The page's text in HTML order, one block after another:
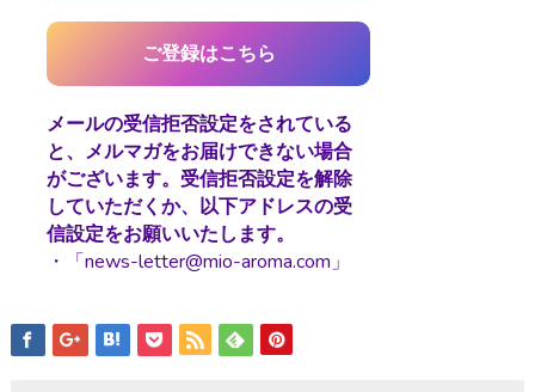
メールの受信拒否設定をされている
と、メルマガをお届けできない場合
がございます。受信拒否設定を解除
していただくか、以下アドレスの受
信設定をお願いいたします。
・「news-letter@mio-aroma.com」